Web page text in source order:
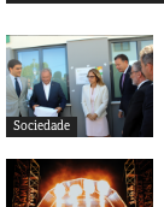
Sociedade